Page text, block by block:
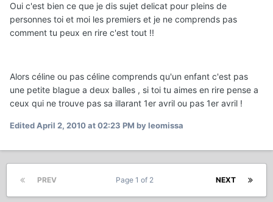
Oui c'est bien ce que je dis sujet delicat pour pleins de
personnes toi et moi les premiers et je ne comprends pas
comment tu peux en rire c'est tout !!
Alors céline ou pas céline comprends qu'un enfant c'est pas
une petite blague a deux balles , si toi tu aimes en rire pense a
ceux qui ne trouve pas sa illarant 1er avril ou pas 1er avril !
EditedApril 2, 2010 at 02:23 PM by leomissa
PREV NEXT
Page 1 of 2